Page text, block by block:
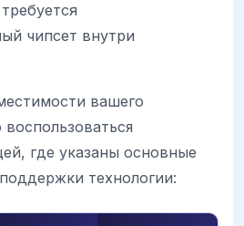
чипсет внутри
вашего
где указаны основные
технологии: